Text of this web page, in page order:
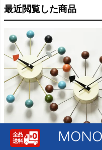
最近閲覧した商品
George Nelson ジョージ・ネルソン
ボール・クロック | インテリア雑貨・